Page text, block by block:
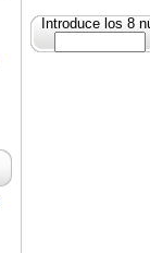
Introduce los 8